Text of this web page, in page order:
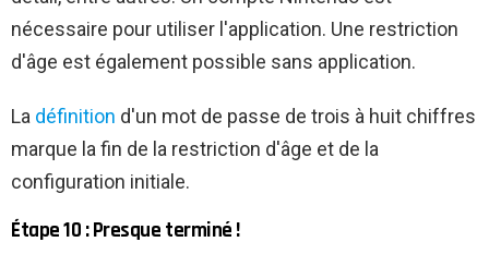
nécessaire pour utiliser l'application. Une restriction
d'âge est également possible sans application.
La définition d'un mot de passe de trois à huit chiffres
marque la fin de la restriction d'âge et de la
configuration initiale.
Étape 10 : Presque terminé !